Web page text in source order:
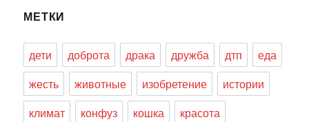
МЕТКИ
дети доброта драка дружба дтп
еда
жесть
животные изобретение
истории
климат
конфуз кошка
красота